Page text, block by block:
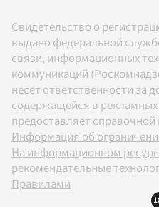
Свидетельство о
выдано федеральной
связи, информационных
коммуникаций
несет ответственности за
содержащейся в
предоставляет
Информация об
На информационном
рекомендательные
Правилами